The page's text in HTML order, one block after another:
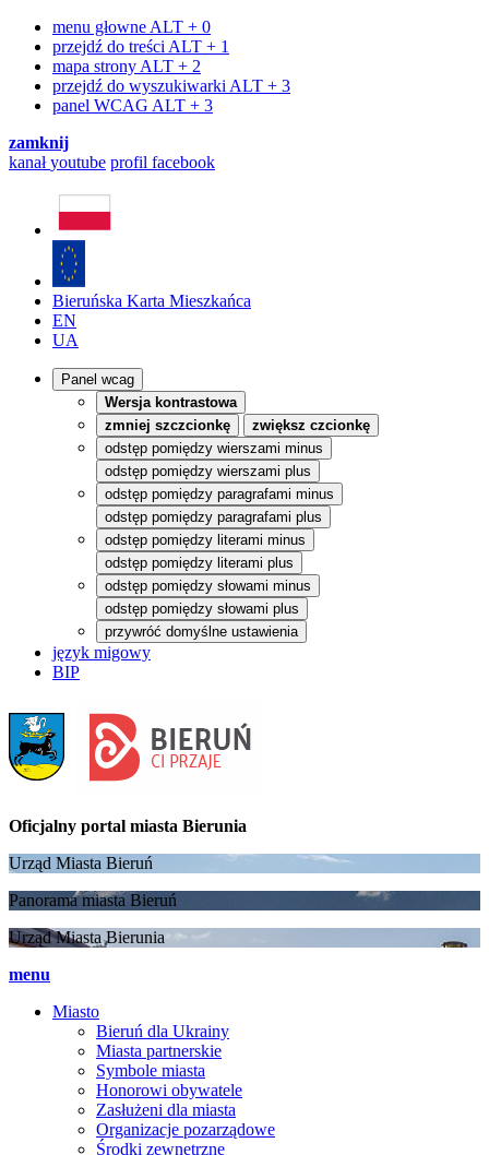
menu głowne ALT + 0
przejdź do treści ALT + 1
mapa strony ALT + 2
przejdź do wyszukiwarki ALT + 3
panel WCAG ALT + 3
zamknij
kanałyoutube profil facebook
Bieruńska Karta Mieszkańca
EN
UA
Panel wcag
Wersja kontrastowa
zmniej szczcionkę
zwiększ czcionkę
odstęp pomiędzy wierszami minus
odstęp pomiędzy wierszami plus
odstęp pomiędzy paragrafami minus
odstęp pomiędzy paragrafami plus
odstęp pomiędzy literami minus
odstęp pomiędzy literami plus
odstęp pomiędzy słowami minus
odstęp pomiędzy słowami plus
przywróć domyślne ustawienia
język migowy
BIP
Oficjalny portal miasta Bierunia
Urząd Miasta Bieruń
Panorama miasta Bieruń
Urząd Miasta Bierunia
menu
Miasto
Bieruń dla Ukrainy
Miasta partnerskie
Symbole miasta
Honorowi obywatele
Zasłużeni dla miasta
Organizacje pozarządowe
Środki zewnętrzne